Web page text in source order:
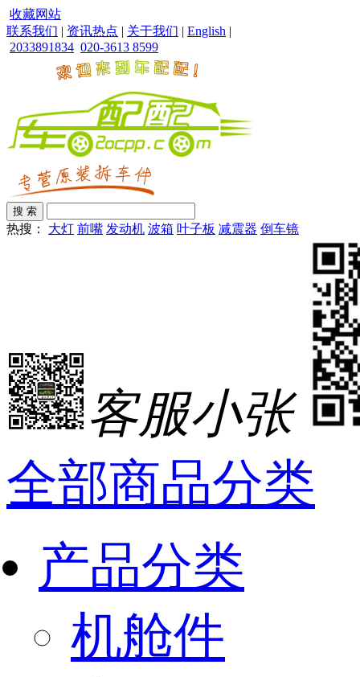
收藏网站
联系我们 | 资讯热点 | 关于我们 | English |
2033891834 020-3613 8599
热搜： 大灯 前嘴 发动机 波箱 叶子板 减震器 倒车镜
客服小张
全部商品分类
产品分类
机舱件